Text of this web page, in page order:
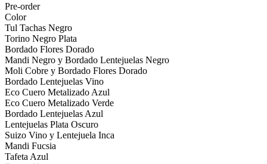
Pre-order
Color
Tul Tachas Negro
Torino Negro Plata
Bordado Flores Dorado
Mandi Negro y Bordado Lentejuelas Negro
Moli Cobre y Bordado Flores Dorado
Bordado Lentejuelas Vino
Eco Cuero Metalizado Azul
Eco Cuero Metalizado Verde
Bordado Lentejuelas Azul
Lentejuelas Plata Oscuro
Suizo Vino y Lentejuela Inca
Mandi Fucsia
Tafeta Azul